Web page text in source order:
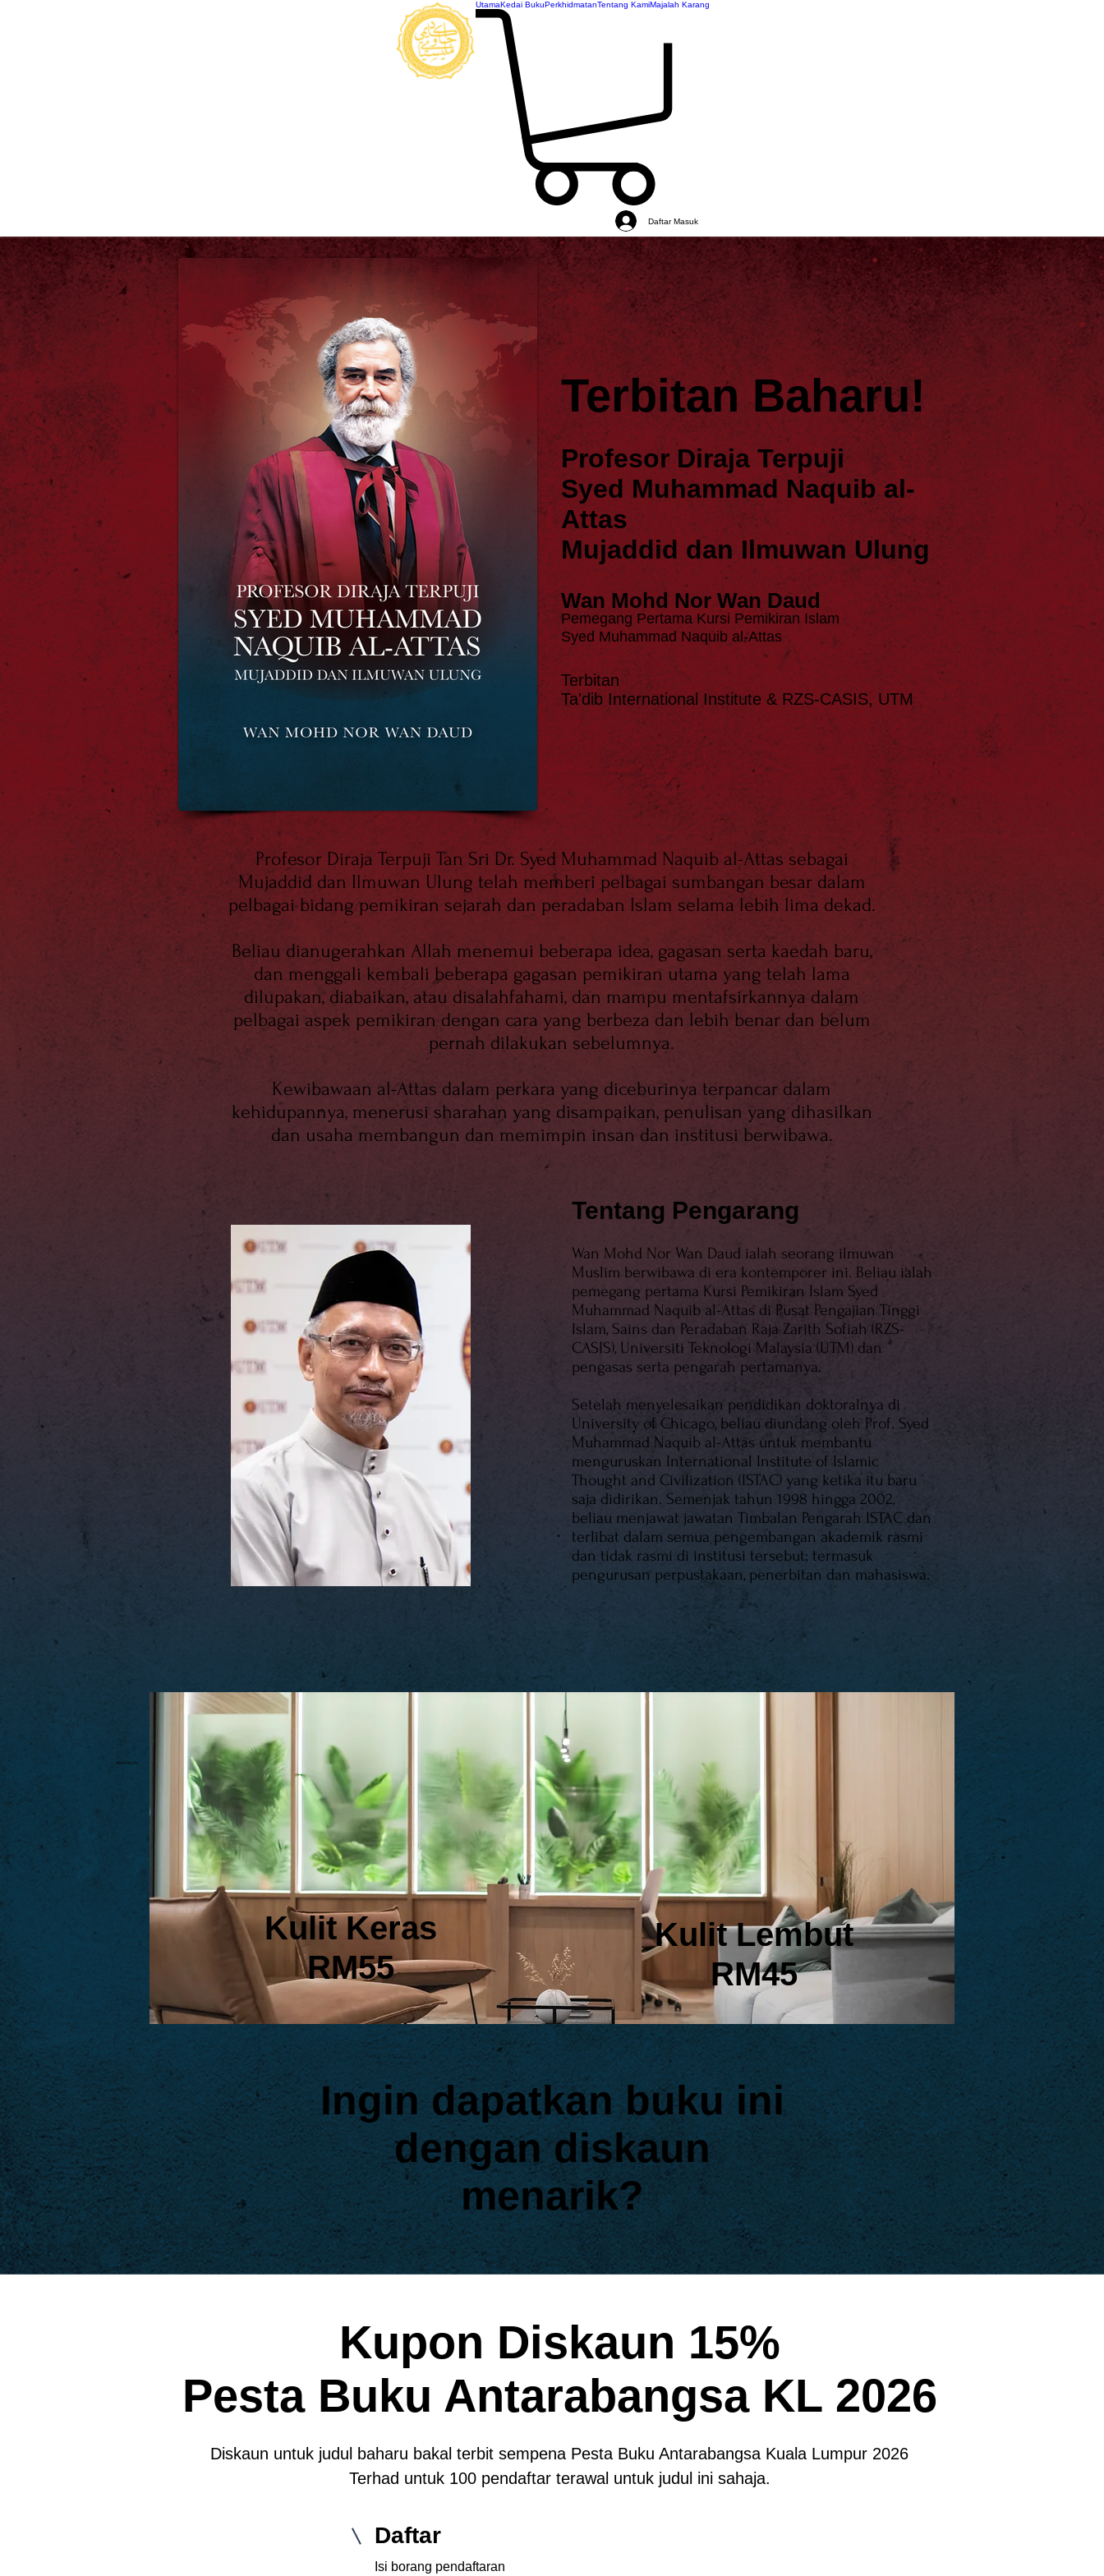
UtamaKedai BukuPerkhidmatanTentang KamiMajalah Karang
Daftar Masuk
Terbitan Baharu!
Profesor Diraja Terpuji
Syed Muhammad Naquib al-
Attas
Mujaddid dan Ilmuwan Ulung
Wan Mohd Nor Wan Daud
Pemegang Pertama Kursi Pemikiran Islam
Syed Muhammad Naquib al-Attas
Terbitan
Ta'dib International Institute & RZS-CASIS, UTM
Profesor Diraja Terpuji Tan Sri Dr. Syed Muhammad Naquib al-Attas sebagai
Mujaddid dan Ilmuwan Ulung telah memberi pelbagai sumbangan besar dalam
pelbagai bidang pemikiran sejarah dan peradaban Islam selama lebih lima dekad.
Beliau dianugerahkan Allah menemui beberapa idea, gagasan serta kaedah baru,
dan menggali kembali beberapa gagasan pemikiran utama yang telah lama
dilupakan, diabaikan, atau disalahfahami, dan mampu mentafsirkannya dalam
pelbagai aspek pemikiran dengan cara yang berbeza dan lebih benar dan belum
pernah dilakukan sebelumnya.
Kewibawaan al-Attas dalam perkara yang diceburinya terpancar dalam
kehidupannya, menerusi sharahan yang disampaikan, penulisan yang dihasilkan
dan usaha membangun dan memimpin insan dan institusi berwibawa.
Tentang Pengarang
Wan Mohd Nor Wan Daud ialah seorang ilmuwan
Muslim berwibawa di era kontemporer ini. Beliau ialah
pemegang pertama Kursi Pemikiran Islam Syed
Muhammad Naquib al-Attas di Pusat Pengajian Tinggi
Islam, Sains dan Peradaban Raja Zarith Sofiah (RZS-
CASIS), Universiti Teknologi Malaysia (UTM) dan
pengasas serta pengarah pertamanya.
Setelah menyelesaikan pendidikan doktoralnya di
University of Chicago, beliau diundang oleh Prof. Syed
Muhammad Naquib al-Attas untuk membantu
menguruskan International Institute of Islamic
Thought and Civilization (ISTAC) yang ketika itu baru
saja didirikan. Semenjak tahun 1998 hingga 2002,
beliau menjawat jawatan Timbalan Pengarah ISTAC dan
terlibat dalam semua pengembangan akademik rasmi
dan tidak rasmi di institusi tersebut; termasuk
pengurusan perpustakaan, penerbitan dan mahasiswa.
Kulit Keras
RM55
Kulit Lembut
RM45
Ingin dapatkan buku ini
dengan diskaun
menarik?
Kupon Diskaun 15%
Pesta Buku Antarabangsa KL 2026
Diskaun untuk judul baharu bakal terbit sempena Pesta Buku Antarabangsa Kuala Lumpur 2026
Terhad untuk 100 pendaftar terawal untuk judul ini sahaja.
Daftar
Isi borang pendaftaran